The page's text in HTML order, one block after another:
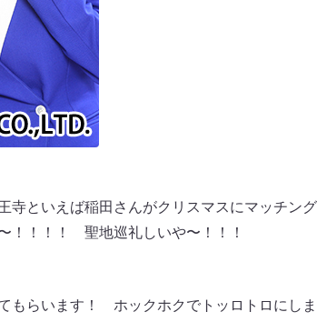
といえば稲田さんがクリスマスにマッチン
！！！！ 聖地巡礼しいや〜！！！
もらいます！ ホックホクでトッロトロにし